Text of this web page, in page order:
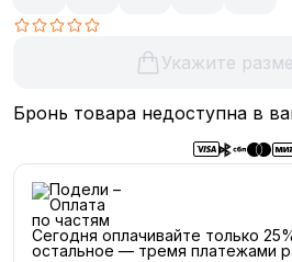
Укажите
Бронь товара недоступна в
Сегодня оплачивайте только
остальное — тремя платежами